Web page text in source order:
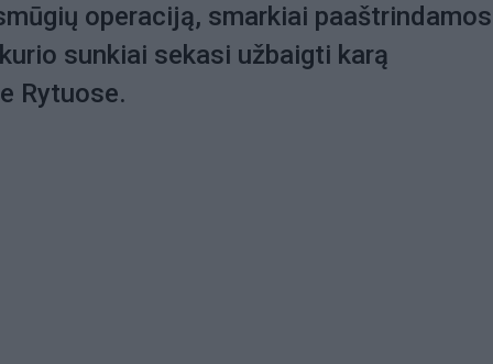
operaciją, smarkiai paaštrindamos
sunkiai sekasi užbaigti karą
Rytuose.